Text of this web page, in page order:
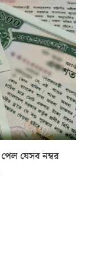
পেল যেসব নম্বর